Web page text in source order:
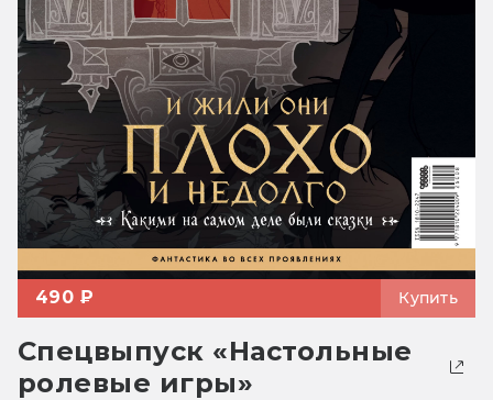
490 ₽ Купить
Спецвыпуск «Настольные
ролевые игры»